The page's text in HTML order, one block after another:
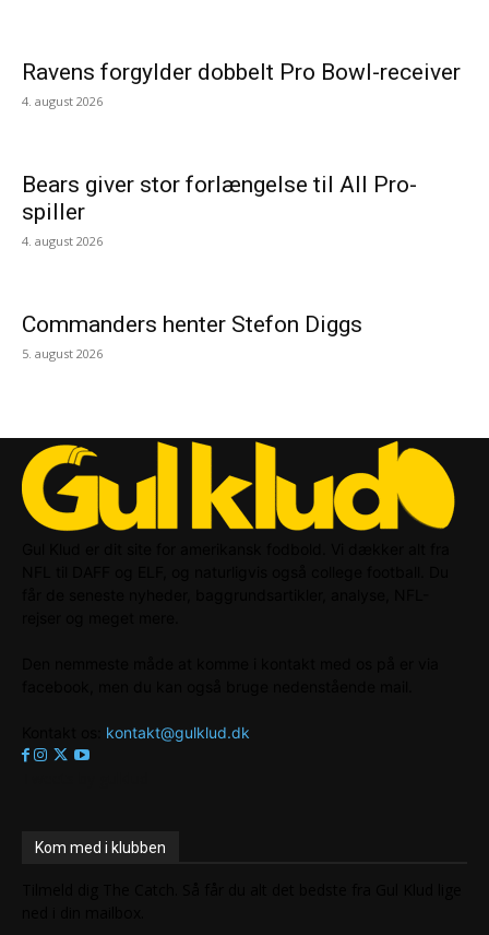
Ravens forgylder dobbelt Pro Bowl-receiver
4. august 2026
Bears giver stor forlængelse til All Pro-
spiller
4. august 2026
Commanders henter Stefon Diggs
5. august 2026
kontakt@gulklud.dk
Kom med i klubben